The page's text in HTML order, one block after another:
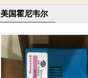
美国霍尼韦尔